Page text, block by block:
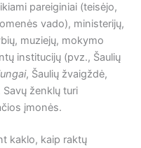
pareiginiai (teisėjo,
vado), ministerijų,
muziejų, mokymo
institucijų (pvz., Šaulių
, Šaulių žvaigždė,
ženklų turi
įmonės.
kaklo, kaip raktų